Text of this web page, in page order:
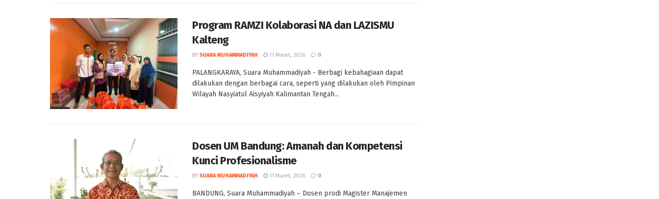
Program RAMZI Kolaborasi NA dan LAZISMU
Kalteng
BY SUARA MUHAMMADIYAH 11 Maret, 2026 0
PALANGKARAYA, Suara Muhammadiyah - Berbagi kebahagiaan dapat
dilakukan dengan berbagai cara, seperti yang dilakukan oleh Pimpinan
Wilayah Nasyiatul Aisyiyah Kalimantan Tengah...
Dosen UM Bandung: Amanah dan Kompetensi
Kunci Profesionalisme
BY SUARA MUHAMMADIYAH 11 Maret, 2026 0
BANDUNG, Suara Muhammadiyah – Dosen prodi Magister Manajemen